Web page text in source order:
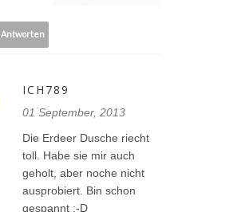
Antworten
ICH789
01 September, 2013
Die Erdeer Dusche riecht
toll. Habe sie mir auch
geholt, aber noche nicht
ausprobiert. Bin schon
gespannt :-D